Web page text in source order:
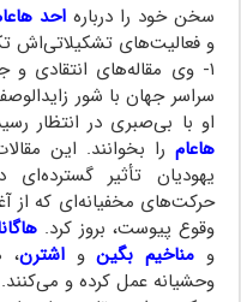
سخن خود را درباره احد
و فعالیت‌های تشکیلاتی‌اش
۱- وی مقاله‌های انتقادی
سراسر جهان با شور
او با بی‌صبری در انتظار
هاعام را بخوانند. این
یهودیان تأثیر
حرکت‌های مخفیانه‌ای که از
وقوع پیوست، بروز کرد.
و مناخیم بگینواشترن،
وحشیانه عمل کرده و